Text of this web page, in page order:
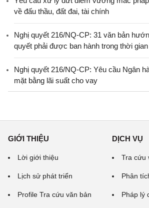
về đấu thầu, đất đai, tài chính
Nghị quyết 216/NQ-CP: 31 văn bản
quyết phải được ban hành trong thời
Nghị quyết 216/NQ-CP: Yêu cầu Ngân
mặt bằng lãi suất cho vay
GIỚI THIỆU
Lời giới thiệu
Lịch sử phát triển
Profile Tra cứu văn bản
DỊCH VỤ
Tra cứu
Phân
Pháp lý